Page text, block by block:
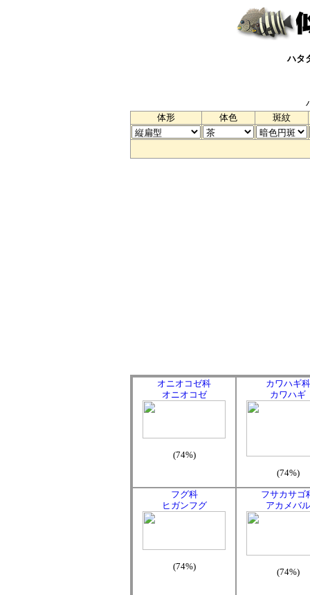
ハタ
体形
体色 斑紋
オニオコゼ科
オニオコゼ
(74%)
カワハギ科
カワハギ
(74%)
フグ科
ヒガンフグ
(74%)
フサカサゴ
アカメバル
(74%)